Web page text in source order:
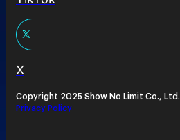
X
Copyright 2025 Show No Limit Co., Ltd.
Privacy Policy